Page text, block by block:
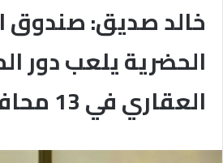
خالد صديق: صندوق
الحضرية يلعب دور
العقاري في 13 محافظة